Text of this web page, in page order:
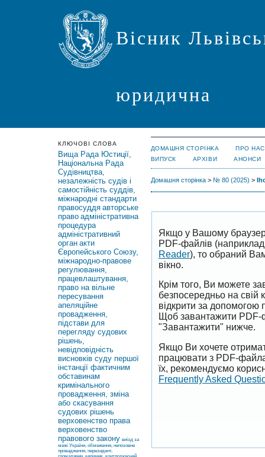
Вісник
юридична
КЛЮЧОВІ СЛОВА
Вища Рада Юстиції,
Національна Рада
Судівництва,
незалежність судів і
самостійність суддів,
міжнародні стандарти
правосуддя авторське
право адміністративна
процедура
адміністративний
орган акти
Європейського Союзу,
міжнародно-правове
регулювання,
працевлаштування,
право на вільне
пересування
апеляційне
провадження,
підстави для
перегляду судових
рішень,
невідповідність
висновків суду першої
інстанції фактичним
обставинам
кримінального
провадження, зміна
або скасування
судових рішень
верховенство права
верховенство
правового закону виїзд за
межі України, обмеження, непозовне
провадження, нерезидент,
ДОМАШНЯ СТОРІНКА
ПРО НАС
ВИПУСК
АРХІВИ АНОНСИ
Домашня сторінка> № 80 (2025) >
Якщо у Вашому
PDF-файлів
Reader), то обраний
вікно.
Крім того, Ви можете
безпосередньо на
відкрити за
Щоб завантажити PDF-
"Завантажити" нижче.
Якщо Ви хочете
працювати з PDF-
їх, рекомендуємо
Frequently Asked